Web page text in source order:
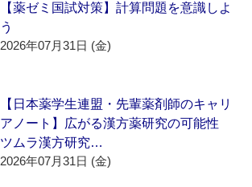
【薬ゼミ国試対策】計算問題を意識しよ
う
2026年07月31日 (金)
【日本薬学生連盟・先輩薬剤師のキャリ
アノート】広がる漢方薬研究の可能性
ツムラ漢方研究…
2026年07月31日 (金)